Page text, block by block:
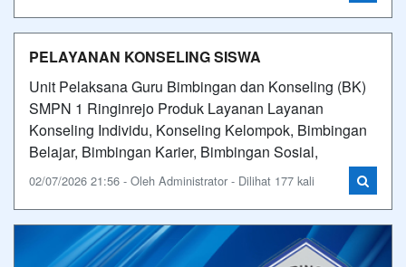
PELAYANAN KONSELING SISWA
Unit Pelaksana Guru Bimbingan dan Konseling (BK)
SMPN 1 Ringinrejo Produk Layanan Layanan
Konseling Individu, Konseling Kelompok, Bimbingan
Belajar, Bimbingan Karier, Bimbingan Sosial,
02/07/2026 21:56 - Oleh Administrator - Dilihat 177 kali